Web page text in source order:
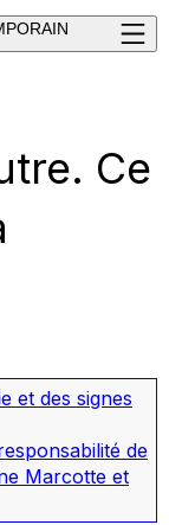
Ce
et des signes
de
Marcotte et